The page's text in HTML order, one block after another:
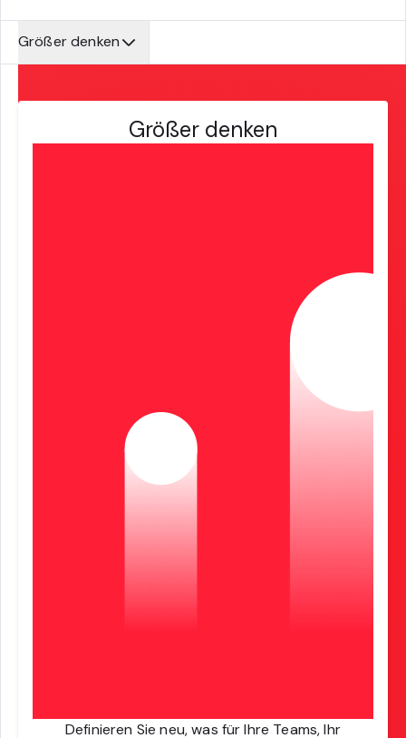
Größer denken
Größer denken
Definieren Sie neu, was für Ihre Teams, Ihr